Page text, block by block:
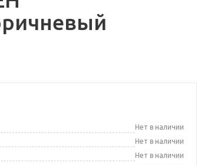
Нет в наличии
Нет в наличии
Нет в наличии